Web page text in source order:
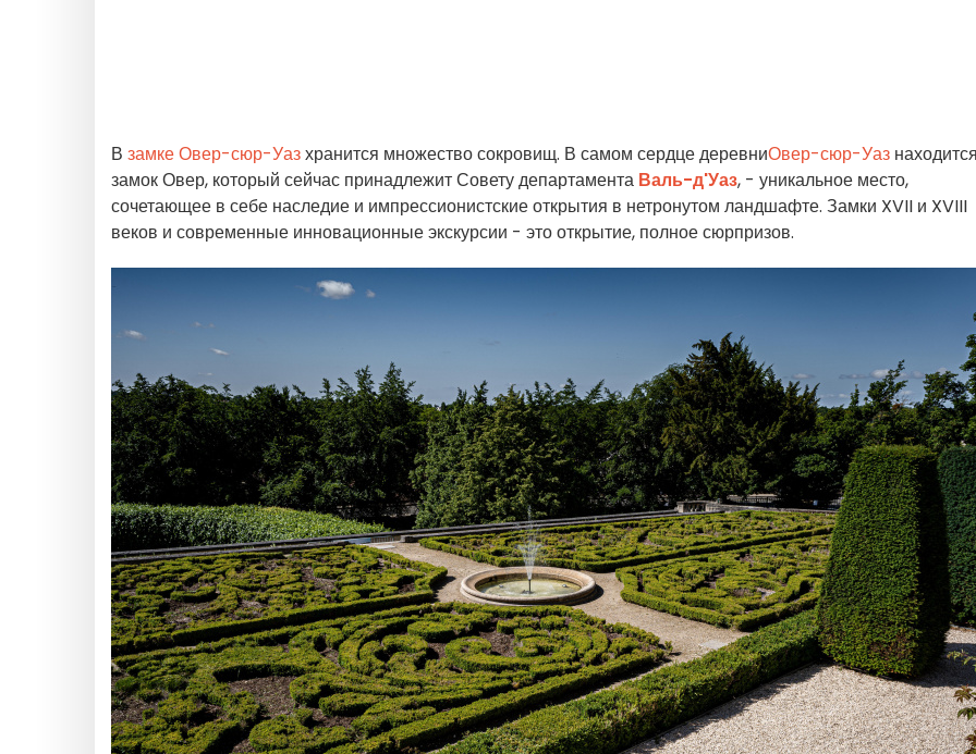
В замке Овер-сюр-Уазхранится множество сокровищ. В самом сердце деревниОвер-сюр-Уаз
замок Овер, который сейчас принадлежит Совету департамента Валь-д'Уаз, - уникальное место,
сочетающее в себе наследие и импрессионистские открытия в нетронутом ландшафте. Замки XVII и XVIII
веков и современные инновационные экскурсии - это открытие, полное сюрпризов.